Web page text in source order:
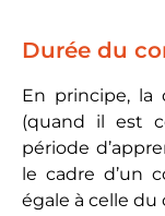
Durée du
En principe, la
(quand il est
période
le cadre d’un
égale à celle